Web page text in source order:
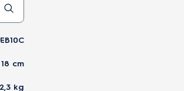
18 cm
2,3 kg